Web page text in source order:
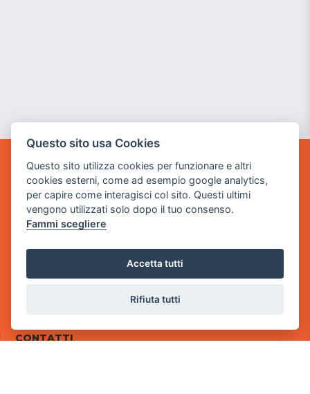
POWER GAME SRL
Sede Legale
via Villaggio dei Platani, 3
- 25014 Castenedolo, Brescia
via Industriale, 2 - 25082 Botticino, BS
Partita iva 03308130982
CONTATTI
Questo sito usa Cookies
Questo sito utilizza cookies per funzionare e altri
cookies esterni, come ad esempio google analytics,
per capire come interagisci col sito. Questi ultimi
vengono utilizzati solo dopo il tuo consenso.
Fammi scegliere
Accetta tutti
Rifiuta tutti